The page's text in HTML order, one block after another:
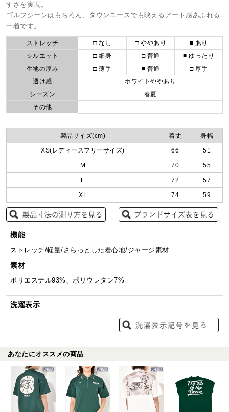
すさを実現。
ゴルフシーンはもちろん、タウンユースでも映えるアート感あふれる
一着です。
ストレッチ □ なし □ ややあり
■ あり
シルエット
□ 細身 □ 普通
■ ゆったり
生地の厚み
□ 薄手 ■ 普通
□ 厚手
透け感
ホワイトややあり
シーズン
春夏
その他
製品サイズ(cm) 着丈 身幅
XS(レディースフリーサイズ) 66 51
M 70 55
L 72 57
XL 74 59
機能
ストレッチ/軽量/さらっとした着心地/ジャージ素材
素材
ポリエステル93%、ポリウレタン7%
洗濯表示
あなたにオススメの商品